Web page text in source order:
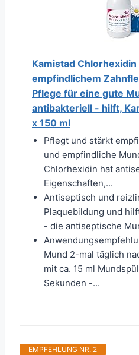
Kamistad
empfindlichem
Pflege für eine gute
antibakteriell - hilft,
x 150 ml
Pflegt und stärkt
und empfindliche
Chlorhexidin hat
Eigenschaften,...
Antiseptisch und
Plaquebildung und
- die antiseptische
Mund 2-mal täglich
mit ca. 15 ml
Sekunden -...
EMPFEHLUNG NR. 2